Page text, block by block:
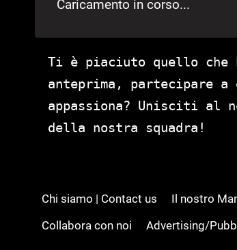
Caricamento in corso...
Ti è piaciuto quello che
anteprima, partecipare
appassiona? Unisciti al
della nostra squadra!
Chi siamo | Contact us Il nostro
Collabora con noi
Advertising/